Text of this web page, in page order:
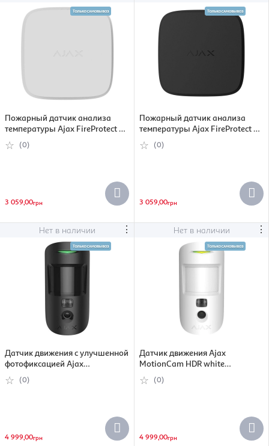
Пожарный датчик анализа
температуры Ajax FireProtect 2
SB Heat, Jeweller, беспроводной,
белый (000035057)
(0)
3 059,00грн
Пожарный датчик анализа
температуры Ajax FireProtect 2
SB Heat, Jeweller, беспроводной,
черный (000035058)
(0)
3 059,00грн
Нет в наличии ⋮
Датчик движения с улучшенной
фотофиксацией Ajax
MotionCam HDR Jeweller black
(000052546)
(0)
4 999,00грн
Нет в наличии ⋮
Датчик движения Ajax
MotionCam HDR white
(000054412)
(0)
4 999,00грн